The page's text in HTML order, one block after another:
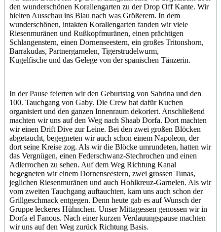
den wunderschönen Korallengarten zu der Drop Off Kante. Wir
hielten Ausschau ins Blau nach was Größerem. In dem
wunderschönen, intakten Korallengarten fanden wir viele
Riesenmuränen und Rußkopfmuränen, einen prächtigen
Schlangenstern, einen Dornenseestern, ein großes Tritonshorn,
Barrakudas, Partnergarnelen, Tigerstrudelwurm,
Kugelfische und das Gelege von der spanischen Tänzerin.
In der Pause feierten wir den Geburtstag von Sabrina und den
100. Tauchgang von Gaby. Die Crew hat dafür Kuchen
organisiert und den ganzen Innenraum dekoriert. Anschließend
machten wir uns auf den Weg nach Shaab Dorfa. Dort machten
wir einen Drift Dive zur Leine. Bei den zwei großen Blöcken
abgetaucht, begegneten wir auch schon einem Napoleon, der
dort seine Kreise zog. Als wir die Blöcke umrundeten, hatten wir
das Vergnügen, einen Federschwanz-Stechrochen und einen
Adlerrochen zu sehen. Auf dem Weg Richtung Kanal
begegneten wir einem Dornenseestern, zwei grossen Tunas,
jeglichen Riesenmuränen und auch Hohlkreuz-Garnelen. Als wir
vom zweiten Tauchgang auftauchten, kam uns auch schon der
Grillgeschmack entgegen. Denn heute gab es auf Wunsch der
Gruppe leckeres Hühnchen. Unser Mittagessen genossen wir in
Dorfa el Fanous. Nach einer kurzen Verdauungspause machten
wir uns auf den Weg zurück Richtung Basis.